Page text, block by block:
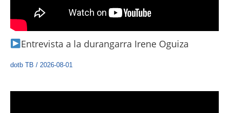
Entrevista a la durangarra Irene Oguiza
dotb TB / 2026-08-01